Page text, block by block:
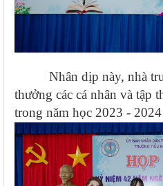
Nhân dịp này, nhà
thưởng các cá nhân và tập
trong năm học 2023 - 2024